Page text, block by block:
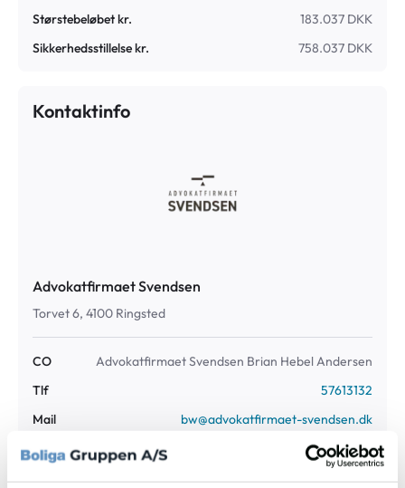
Størstebeløbet kr.
183.037 DKK
Sikkerhedsstillelse kr.
758.037 DKK
Kontaktinfo
Advokatfirmaet Svendsen
Torvet 6, 4100 Ringsted
CO
Advokatfirmaet Svendsen Brian Hebel Andersen
Tlf
57613132
Mail
bw@advokatfirmaet-svendsen.dk
Jr. nr
45836-17 /bw